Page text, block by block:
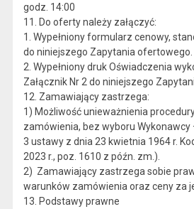
godz. 14:00
11. Do oferty należy załączyć:
1. Wypełniony formularz cenowy,
do niniejszego Zapytania ofertowego.
2. Wypełniony druk Oświadczenia
Załącznik Nr 2 do niniejszego
12. Zamawiający zastrzega:
1) Możliwość unieważnienia
zamówienia, bez wyboru Wykonawcy
3 ustawy z dnia 23 kwietnia 1964 r.
2023 r., poz. 1610 z późn. zm.).
2) Zamawiający zastrzega sobie
warunków zamówienia oraz ceny za
13. Podstawy prawne